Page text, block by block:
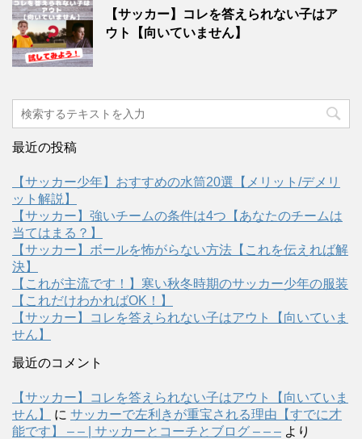
【サッカー】コレを答えられない子はア
ウト【向いていません】
最近の投稿
【サッカー少年】おすすめの水筒20選【メリット/デメリ
ット解説】
【サッカー】強いチームの条件は4つ【あなたのチームは
当てはまる？】
【サッカー】ボールを怖がらない方法【これを伝えれば解
決】
【これが主流です！】寒い秋冬時期のサッカー少年の服装
【これだけわかればOK！】
【サッカー】コレを答えられない子はアウト【向いていま
せん】
最近のコメント
【サッカー】コレを答えられない子はアウト【向いていま
せん】
に サッカーで左利きが重宝される理由【すでに才
能です】 – – | サッカーとコーチとブログ – – – より